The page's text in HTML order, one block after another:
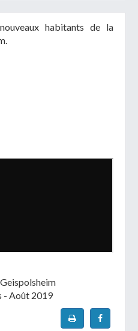
habitants de la
- Août 2019